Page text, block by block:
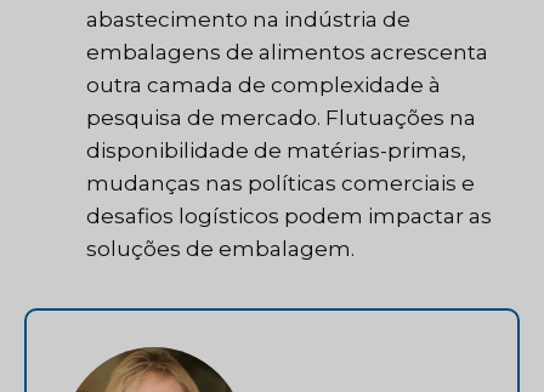
abastecimento na indústria de
embalagens de alimentos acrescenta
outra camada de complexidade à
pesquisa de mercado. Flutuações na
disponibilidade de matérias-primas,
mudanças nas políticas comerciais e
desafios logísticos podem impactar as
soluções de embalagem.